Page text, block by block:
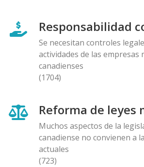
Responsabilidad
Se necesitan controles
actividades de las empresas
canadienses
(1704)
Reforma de leyes
Muchos aspectos de la
canadiense no convienen a
actuales
(723)